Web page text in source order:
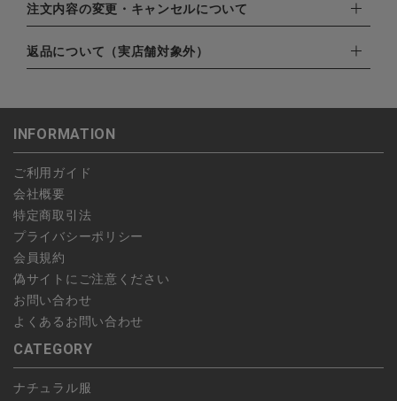
EXPRESS,Diners Club）
・amazonペイメント
・楽天ペイ
・PayPay
配達業者：日本郵便
北海道：1,400円
注文内容の変更・キャンセルについて
ご注文日当日から翌日のAM9:00までにご連絡頂いた場合はキャ
ンセルは可能です。
します。
予約商品など一部キャンセルが出来ない場合がございます。あら
かじめご了承ください。
返品について（実店舗対象外）
こちら よりご依頼ください。
INFORMATION
ご利用ガイド
会社概要
特定商取引法
プライバシーポリシー
会員規約
偽サイトにご注意ください
お問い合わせ
よくあるお問い合わせ
CATEGORY
ナチュラル服